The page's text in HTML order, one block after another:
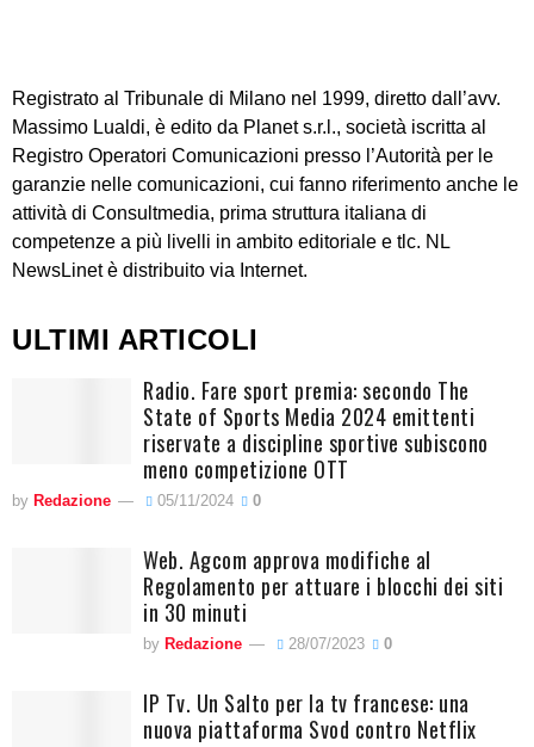
Registrato al Tribunale di Milano nel 1999, diretto dall’avv.
Massimo Lualdi, è edito da Planet s.r.l., società iscritta al
Registro Operatori Comunicazioni presso l’Autorità per le
garanzie nelle comunicazioni, cui fanno riferimento anche le
attività di Consultmedia, prima struttura italiana di
competenze a più livelli in ambito editoriale e tlc. NL
NewsLinet è distribuito via Internet.
ULTIMI ARTICOLI
Radio. Fare sport premia: secondo The
State of Sports Media 2024 emittenti
riservate a discipline sportive subiscono
meno competizione OTT
by Redazione 05/11/2024 0
Web. Agcom approva modifiche al
Regolamento per attuare i blocchi dei siti
in 30 minuti
by Redazione 28/07/2023 0
IP Tv. Un Salto per la tv francese: una
nuova piattaforma Svod contro Netflix